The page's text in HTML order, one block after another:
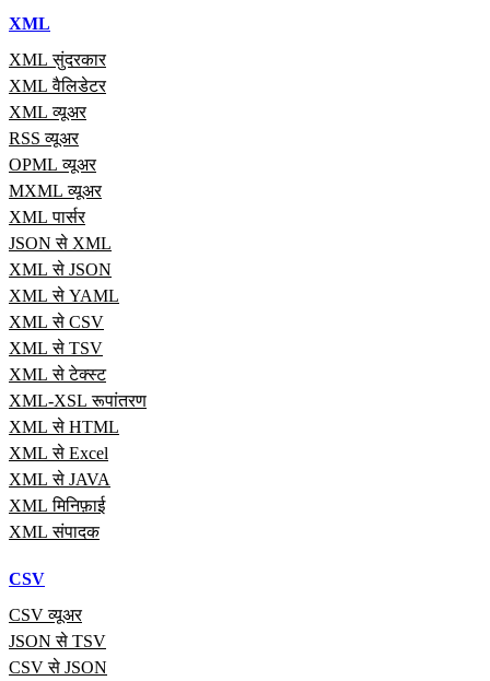
XML
XML सुंदरकार
XML वैलिडेटर
XML व्यूअर
RSS व्यूअर
OPML व्यूअर
MXML व्यूअर
XML पार्सर
JSON से XML
XML से JSON
XML से YAML
XML से CSV
XML से TSV
XML से टेक्स्ट
XML-XSL रूपांतरण
XML से HTML
XML से Excel
XML से JAVA
XML मिनिफ़ाई
XML संपादक
CSV
CSV व्यूअर
JSON से TSV
CSV से JSON